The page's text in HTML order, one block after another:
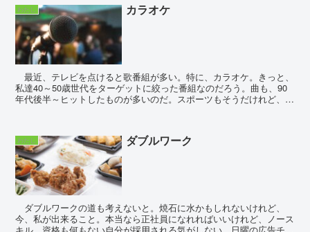
わたし カラオケ
最近、テレビを点けると歌番組が多い。特に、カラオケ。きっと、
私達40～50歳世代をターゲットに絞った番組なのだろう。曲も、90
年代後半～ヒットしたものが多いのだ。スポーツもそうだけれど、こ
わたし ダブルワーク
ダブルワークの道も考えないと。焼石に水かもしれないけれど、
今、私が出来ること。本当なら正社員になれればいいけれど、ノース